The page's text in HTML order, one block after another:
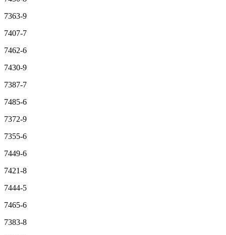
7363-9
7407-7
7462-6
7430-9
7387-7
7485-6
7372-9
7355-6
7449-6
7421-8
7444-5
7465-6
7383-8